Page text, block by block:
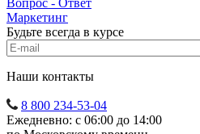
Вопрос - Ответ
Маркетинг
Будьте всегда в курсе
Наши контакты
8 800 234-53-04
Ежедневно: с 06:00 до 14:00